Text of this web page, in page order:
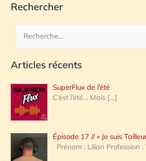
Rechercher
c
e
r
c
h
e
Articles récents
SuperFlux de l’été
C’est l’été… Mais […]
Épisode 17 // « Je suis
Prénom : Lilian Profession :